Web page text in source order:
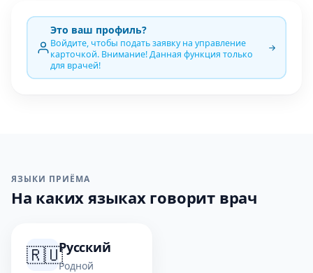
Это ваш профиль?
Войдите, чтобы подать заявку на управление
карточкой. Внимание! Данная функция только
для врачей!
ЯЗЫКИ ПРИЁМА
На каких языках говорит врач
🇷🇺Русский
Родной